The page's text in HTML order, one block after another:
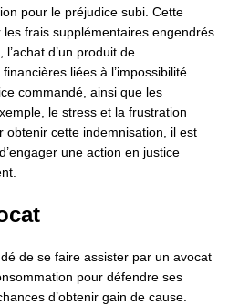
pour le préjudice subi. Cette
frais supplémentaires engendrés
d’un produit de
liées à l’impossibilité
commandé, ainsi que les
le stress et la frustration
obtenir cette indemnisation, il est
une action en justice
de se faire assister par un avocat
pour défendre ses
d’obtenir gain de cause.